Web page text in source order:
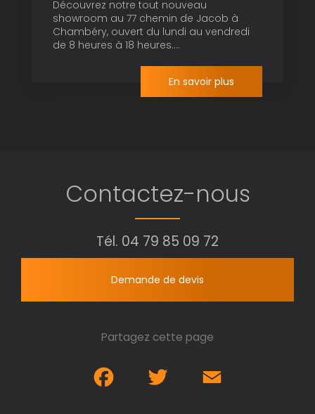
Découvrez notre tout nouveau
showroom au 77 chemin de Jacob à
Chambéry, ouvert du lundi au vendredi
de 8 heures à 18 heures....
En savoir plus
Contactez-nous
Tél. 04 79 85 09 72
Demande de devis
Partagez cette page